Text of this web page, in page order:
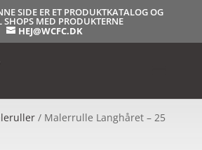
SIDE ER ET PRODUKTKATALOG OG
SHOPS MED PRODUKTERNE
HEJ@WCFC.DK
/ Malerrulle Langhåret – 25